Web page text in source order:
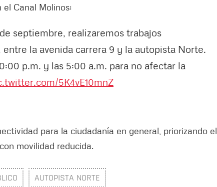
Canal Molinos:
septiembre, realizaremos trabajos
entre la avenida carrera 9 y la autopista Norte.
p.m. y las 5:00 a.m. para no afectar la
5K4vE10mnZ
para la ciudadanía en general, priorizando el
movilidad reducida.
AUTOPISTA NORTE